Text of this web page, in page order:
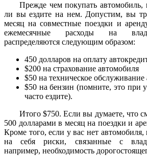
Прежде чем покупать автомобиль,
ли вы ездите на нем. Допустим, вы
месяц на совместные поездки и
ежемесячные расходы на
распределяются следующим образом:
450 долларов на оплату
$200 на страхование автомобиля
$50 на техническое обслуживание
$50 на бензин (помните, это при
часто ездите).
Итого $750. Если вы думаете, что
500 долларами в месяц на поездки и
Кроме того, если у вас нет автомобиля,
на себя риски, связанные с
например, необходимость